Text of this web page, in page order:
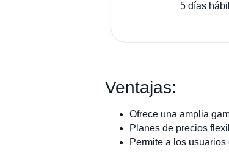
5 días
Ventajas:
Ofrece una amplia
Planes de precios
Permite a los